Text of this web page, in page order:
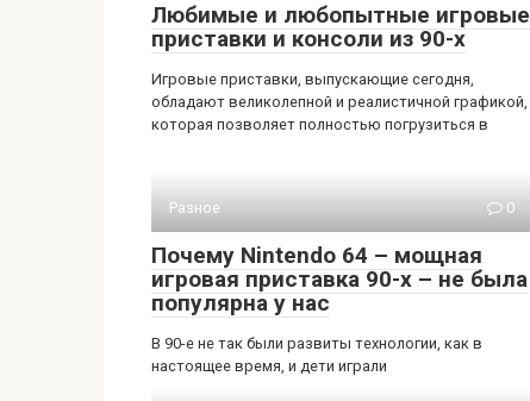
Любимые и любопытные игровые
приставки и консоли из 90-х
Игровые приставки, выпускающие сегодня,
обладают великолепной и реалистичной графикой,
которая позволяет полностью погрузиться в
Разное 0
Почему Nintendo 64 – мощная
игровая приставка 90-х – не была
популярна у нас
В 90-е не так были развиты технологии, как в
настоящее время, и дети играли